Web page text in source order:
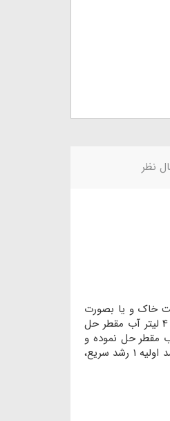
نظر
خاک و یا بصورت
محلول پاشی روی گیاه قابل استفاده بوده و برای تهیه 200 لیتر محلول غذایی آماده مصرف مناسب می باشد. محتویات هر بسته می بایست بصورت جداگانه در 4 لیتر آب مقطر حل
تهیه 10 لیتر محلول غذایی آماده مصرف، می بایست 200 میلی لیتر از هر یک از محلول های غلیظ را در 5 لیتر آب مقطر حل نموده و
سپس حجم آن را به 10 لیتر رساند. این محلول پس از تنظیم pH 5.5-6.5 و EC متناسب با نوع مصرف و مرحله رشدی گیاه بشرح زیر آماده استفاده می باشد: رشد اولیه 1 رشد سریع،